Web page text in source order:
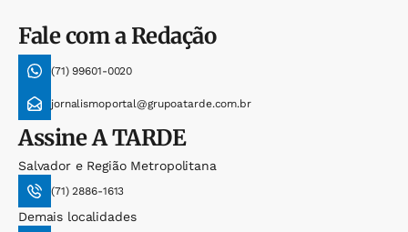
Fale com a Redação
(71) 99601-0020
jornalismoportal@grupoatarde.com.br
AssineA TARDE
Salvador e Região Metropolitana
(71) 2886-1613
Demais localidades